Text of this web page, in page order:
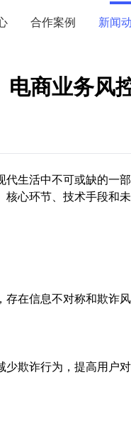
合作案例 新闻
电商业务风
生活中不可或缺的一
心环节、技术手段和
在信息不对称和欺诈
欺诈行为，提高用户